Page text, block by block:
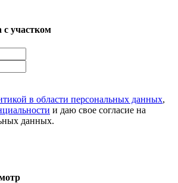
с участком
в области персональных данных,
и даю свое согласие на
данных.